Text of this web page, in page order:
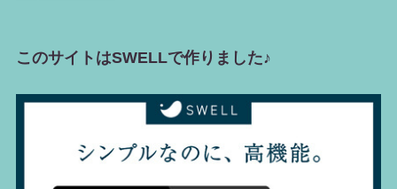
このサイトはSWELLで作りました♪